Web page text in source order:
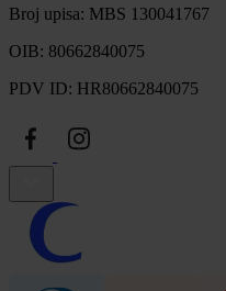
Broj upisa: MBS 130041767
OIB: 80662840075
PDV ID: HR80662840075